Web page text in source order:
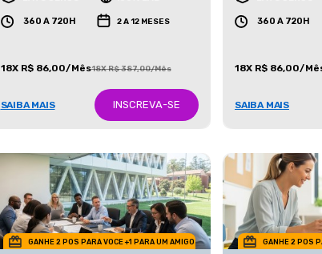
360 A 720H 2 A 12 MESES
18X R$ 86,00/Mês18X R$ 387,00/Mês
SAIBA MAIS INSCREVA-SE
360 A 720H
18X R$ 86,00/
SAIBA MAIS
GANHE 2 POS PARA VOCE +1 PARA UM AMIGO GANHE 2 POS